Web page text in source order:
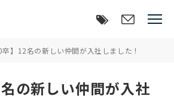
卒】12名の新しい仲間が入社しました！
の新しい仲間が入社